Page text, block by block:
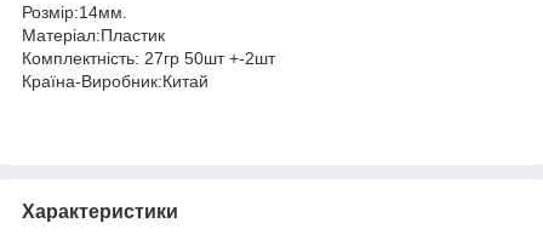
Розмір:14мм.
Матеріал:Пластик
Комплектність: 27гр 50шт +-2шт
Країна-Виробник:Китай
Характеристики